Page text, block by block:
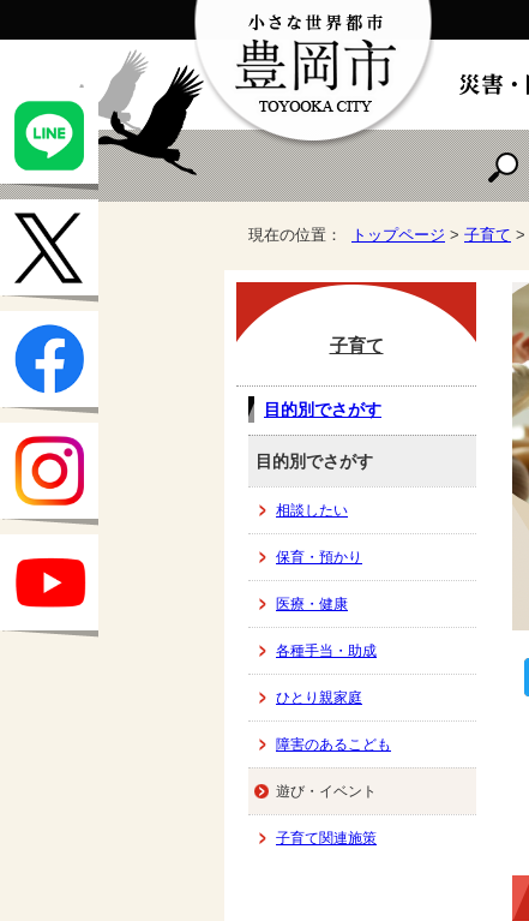
現在の位置： トップページ > 子育て >
子育て
目的別でさがす
目的別でさがす
相談したい
保育・預かり
医療・健康
各種手当・助成
ひとり親家庭
障害のあるこども
遊び・イベント
子育て関連施策